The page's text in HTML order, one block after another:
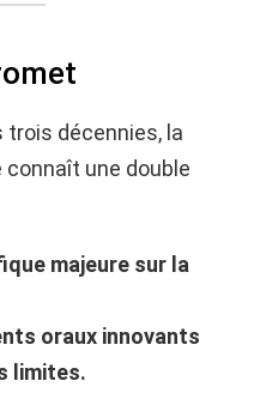
trois décennies, la
une double
majeure sur la
oraux innovants
limites.